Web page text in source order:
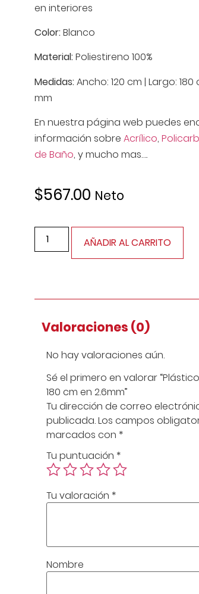
en interiores
Color:Blanco
Material:Poliestireno 100%
Medidas:Ancho: 120 cm | Largo: 180
mm
En nuestra página web puedes
información sobre Acrílico,
de Baño, y mucho mas….
$567.00 Neto
AÑADIR AL CARRITO
Valoraciones (0)
No hay valoraciones aún.
Sé el primero en valorar
180 cm en 2.6mm”
Tu dirección de correo
publicada.Los campos
marcados con *
Tu puntuación *
Tu valoración *
Nombre